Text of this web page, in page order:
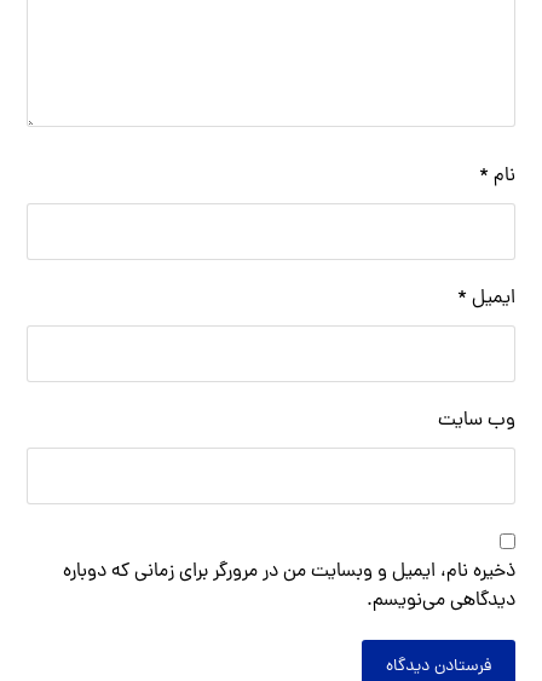
نام *
ایمیل *
وب‌ سایت
ذخیره نام، ایمیل و وبسایت من در مرورگر برای زمانی که دوباره
دیدگاهی می‌نویسم.
فرستادن دیدگاه